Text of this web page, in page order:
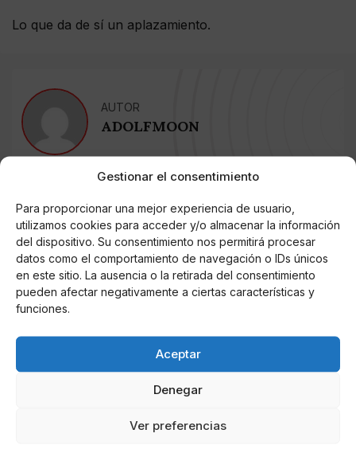
Gestionar el consentimiento
Para proporcionar una mejor experiencia de usuario,
utilizamos cookies para acceder y/o almacenar la información
del dispositivo. Su consentimiento nos permitirá procesar
datos como el comportamiento de navegación o IDs únicos
en este sitio. La ausencia o la retirada del consentimiento
pueden afectar negativamente a ciertas características y
funciones.
Aceptar
Denegar
Ver preferencias
Lo que da de sí un aplazamiento.
AUTOR
ADOLFMOON
Noticias relacionadas
Online Casino
Mejores Cripto Casinos Online en
Colombia 2025: Bitcoin Casinos
Online Casino
Online Casino
Mejores casinos online con
criptomonedas y Bitcoin en México 2025